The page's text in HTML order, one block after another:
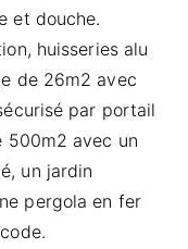
et douche.
huisseries alu
de 26m2 avec
par portail
500m2 avec un
un jardin
pergola en fer